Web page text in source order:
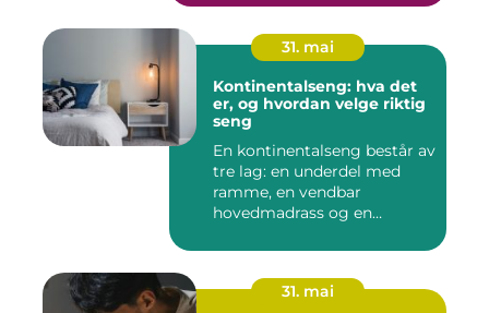
31. mai
Kontinentalseng: hva det
er, og hvordan velge riktig
seng
En kontinentalseng består av
tre lag: en underdel med
ramme, en vendbar
hovedmadrass og en
31. mai